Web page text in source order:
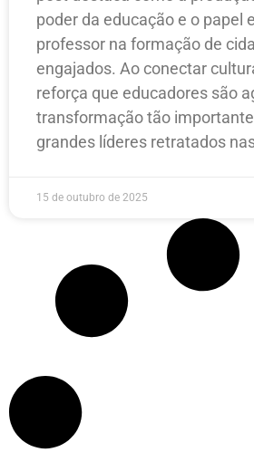
poder da educação e o papel
professor na formação de
engajados. Ao conectar
reforça que educadores são
transformação tão
grandes líderes retratados
15 de outubro de 2025